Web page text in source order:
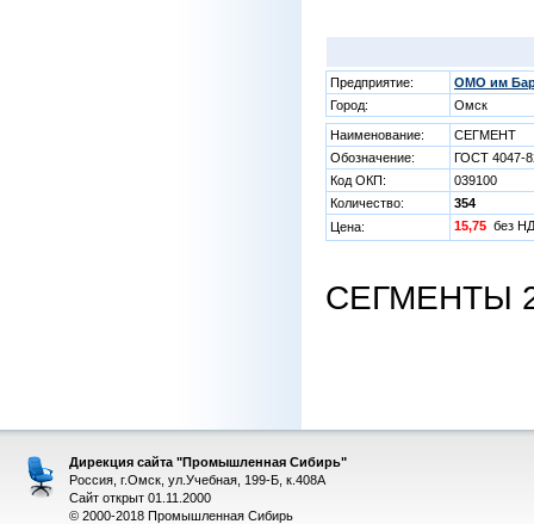
Предприятие:
ОМО им
Город:
Омск
Наименование:
СЕГМЕНТ
Обозначение:
ГОСТ 4047-
Код ОКП:
039100
Количество:
354
Цена:
15,75 без
СЕГМЕНТЫ
Дирекция сайта "Промышленная Сибирь"
Россия, г.Омск, ул.Учебная, 199-Б, к.408А
Сайт открыт 01.11.2000
© 2000-2018 Промышленная Сибирь